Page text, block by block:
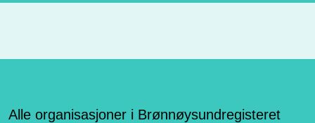
Alle organisasjoner i Brønnøysundregisteret